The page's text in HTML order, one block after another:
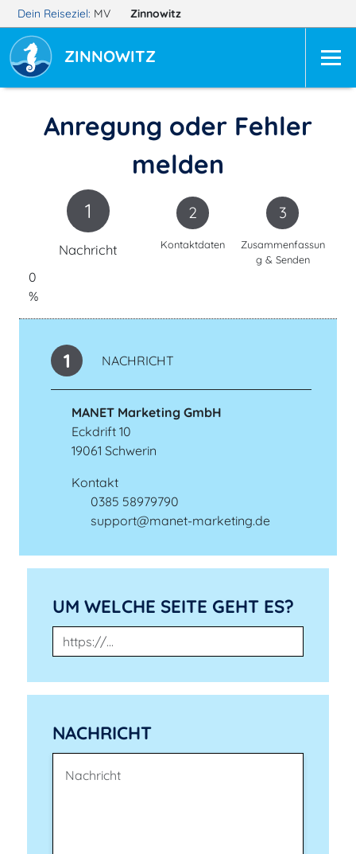
Dein Reiseziel: MV Zinnowitz
ZINNOWITZ
Anregung oder Fehler
melden
1
Nachricht
2
Kontaktdaten
3
Zusammenfassun
g & Senden
0
%
1 NACHRICHT
MANET Marketing GmbH
Eckdrift 10
19061 Schwerin
Kontakt
Telefonnummer
0385 58979790
E-Mail-Adresse
support@manet-marketing.de
UM WELCHE SEITE GEHT ES?
NACHRICHT